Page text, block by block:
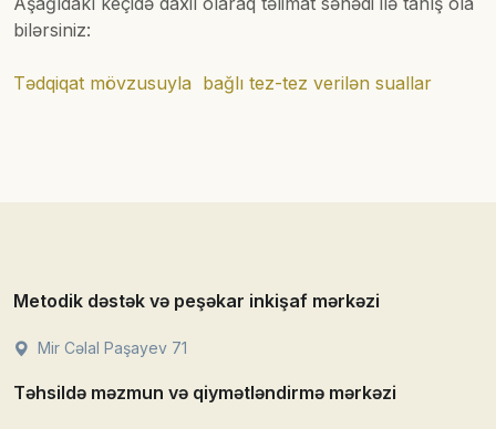
bilərsiniz:
Tədqiqat mövzusuyla bağlı tez-tez verilən suallar
Metodik dəstək və peşəkar inkişaf mərkəzi
Mir Cəlal Paşayev 71
Təhsildə məzmun və qiymətləndirmə mərkəzi